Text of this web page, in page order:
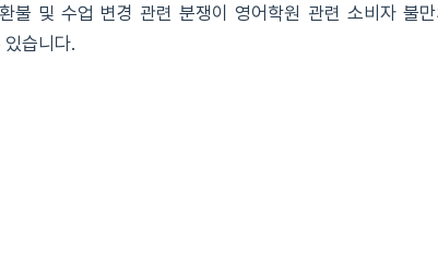
불 및 수업 변경 관련 분쟁이 영어학원 관련 소비자 불
습니다.